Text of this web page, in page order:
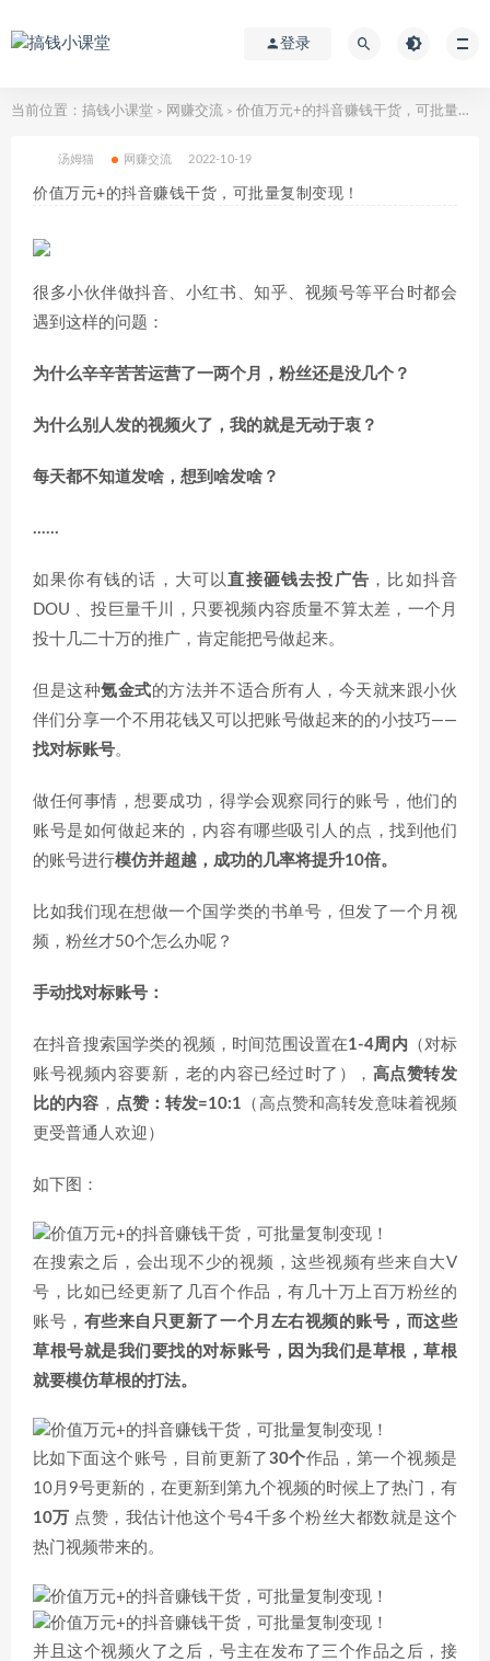
登录
当前位置： 搞钱小课堂 > 网赚交流 > 价值万元+的抖音赚钱干货，可批量复制变现！
汤姆猫 网赚交流 2022-10-19
价值万元+的抖音赚钱干货，可批量复制变现！
很多小伙伴做抖音、小红书、知乎、视频号等平台时都会
遇到这样的问题：
为什么辛辛苦苦运营了一两个月，粉丝还是没几个？
为什么别人发的视频火了，我的就是无动于衷？
每天都不知道发啥，想到啥发啥？
……
如果你有钱的话，大可以直接砸钱去投广告 ，比如抖音
DOU 、投巨量千川，只要视频内容质量不算太差，一个月
投十几二十万的推广，肯定能把号做起来。
但是这种氪金式的方法并不适合所有人，今天就来跟小伙
伴们分享一个不用花钱又可以把账号做起来的的小技巧——
找对标账号。
做任何事情，想要成功，得学会观察同行的账号，他们的
账号是如何做起来的，内容有哪些吸引人的点，找到他们
的账号进行模仿并超越，成功的几率将提升10倍。
比如我们现在想做一个国学类的书单号，但发了一个月视
频，粉丝才50个怎么办呢？
手动找对标账号：
在抖音搜索国学类的视频，时间范围设置在1-4周内
（对标
账号视频内容要新，老的内容已经过时了）， 高点赞转发
比的内容 ， 点赞：转发=10:1 （高点赞和高转发意味着视频
更受普通人欢迎）
如下图：
在搜索之后，会出现不少的视频，这些视频有些来自大V
号，比如已经更新了几百个作品，有几十万上百万粉丝的
账号， 有些来自只更新了一个月左右视频的账号，而这些
草根号就是我们要找的对标账号，因为我们是草根，草根
就要模仿草根的打法。
比如下面这个账号，目前更新了 30个作品，第一个视频是
10月9号更新的，在更新到第九个视频的时候上了热门，有
10万 点赞，我估计他这个号4千多个粉丝大都数就是这个
热门视频带来的。
并且这个视频火了之后，号主在发布了三个作品之后，接